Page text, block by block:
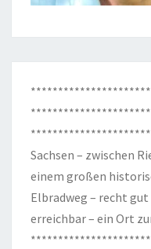
Sachsen – zwischen
einem großen
Elbradweg – recht
erreichbar – ein Ort